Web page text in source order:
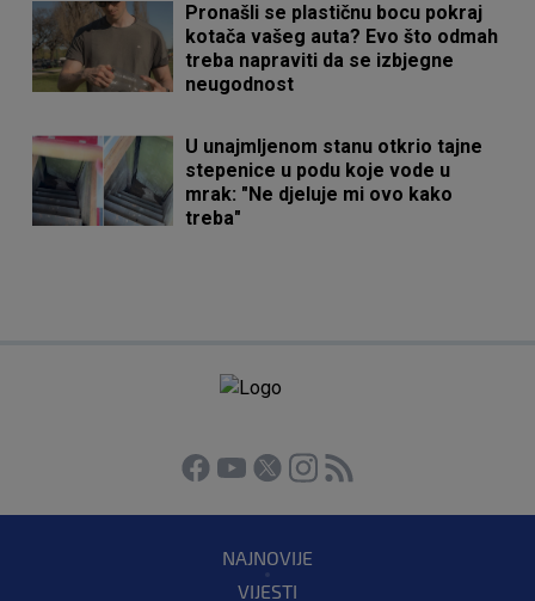
Pronašli se plastičnu bocu pokraj
kotača vašeg auta? Evo što odmah
treba napraviti da se izbjegne
neugodnost
U unajmljenom stanu otkrio tajne
stepenice u podu koje vode u
mrak: "Ne djeluje mi ovo kako
treba"
NAJNOVIJE
VIJESTI